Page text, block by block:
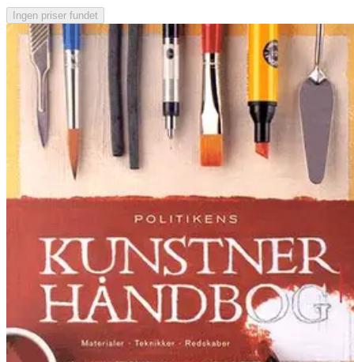
Ingen priser fundet